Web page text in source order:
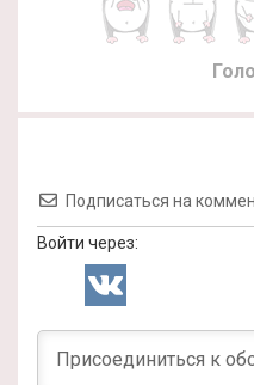
Подписаться на
Войти через: